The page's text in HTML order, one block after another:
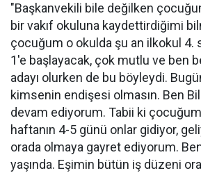
"Başkanvekili bile değilken
bir vakıf okuluna kaydettirdiğimi
çocuğum o okulda şu an ilkokul 4.
1'e başlayacak, çok mutlu ve ben
adayı olurken de bu böyleydi.
kimsenin endişesi olmasın. Ben
devam ediyorum. Tabii ki
haftanın 4-5 günü onlar gidiyor,
orada olmaya gayret ediyorum.
yaşında. Eşimin bütün iş düzeni